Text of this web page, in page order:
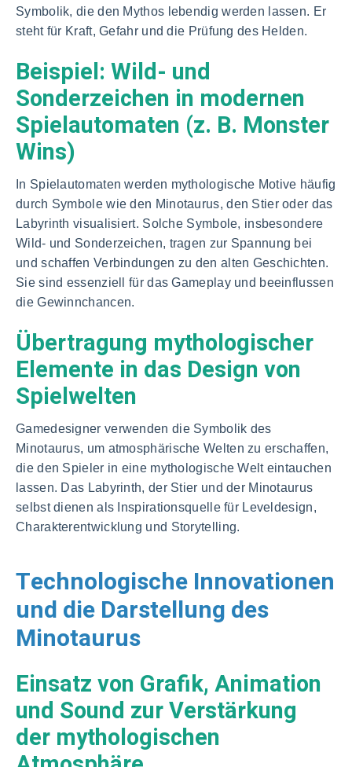
Symbolik, die den Mythos lebendig werden lassen. Er
steht für Kraft, Gefahr und die Prüfung des Helden.
Beispiel: Wild- und
Sonderzeichen in modernen
Spielautomaten (z. B. Monster
Wins)
In Spielautomaten werden mythologische Motive häufig
durch Symbole wie den Minotaurus, den Stier oder das
Labyrinth visualisiert. Solche Symbole, insbesondere
Wild- und Sonderzeichen, tragen zur Spannung bei
und schaffen Verbindungen zu den alten Geschichten.
Sie sind essenziell für das Gameplay und beeinflussen
die Gewinnchancen.
Übertragung mythologischer
Elemente in das Design von
Spielwelten
Gamedesigner verwenden die Symbolik des
Minotaurus, um atmosphärische Welten zu erschaffen,
die den Spieler in eine mythologische Welt eintauchen
lassen. Das Labyrinth, der Stier und der Minotaurus
selbst dienen als Inspirationsquelle für Leveldesign,
Charakterentwicklung und Storytelling.
Technologische Innovationen
und die Darstellung des
Minotaurus
Einsatz von Grafik, Animation
und Sound zur Verstärkung
der mythologischen